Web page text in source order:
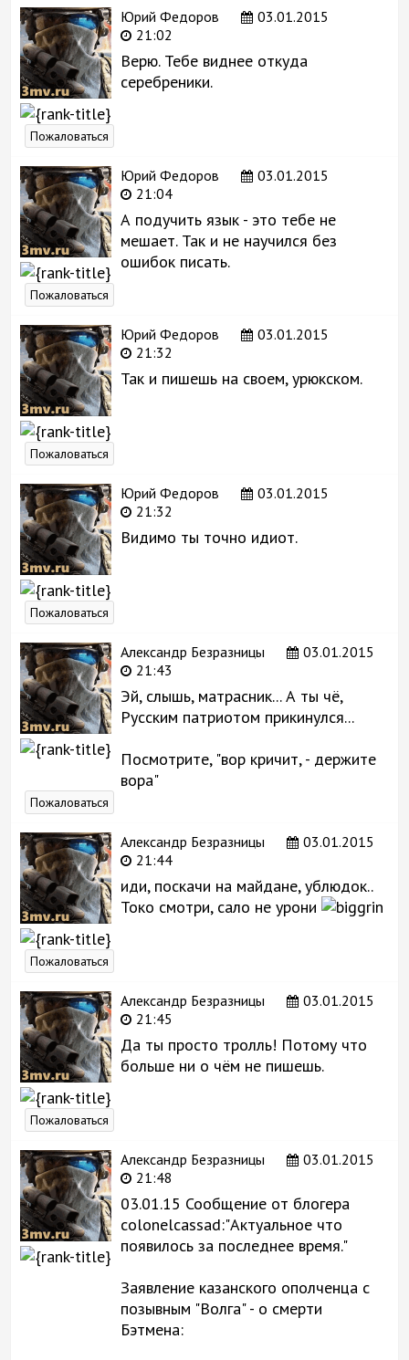
Юрий Федоров
03.01.2015
21:02
Верю. Тебе виднее откуда
серебреники.
Пожаловаться
Юрий Федоров
03.01.2015
21:04
А подучить язык - это тебе не
мешает. Так и не научился без
ошибок писать.
Пожаловаться
Юрий Федоров
03.01.2015
21:32
Так и пишешь на своем, урюкском.
Пожаловаться
Юрий Федоров
03.01.2015
21:32
Видимо ты точно идиот.
Пожаловаться
Александр Безразницы
03.01.2015
21:43
Эй, слышь, матрасник... А ты чё,
Русским патриотом прикинулся...
Посмотрите, "вор кричит, - держите
вора"
Пожаловаться
Александр Безразницы
03.01.2015
21:44
иди, поскачи на майдане, ублюдок..
Токо смотри, сало не урони
Пожаловаться
Александр Безразницы
03.01.2015
21:45
Да ты просто тролль! Потому что
больше ни о чём не пишешь.
Пожаловаться
Александр Безразницы
03.01.2015
21:48
03.01.15 Сообщение от блогера
colonelcassad:"Актуальное что
появилось за последнее время."
Заявление казанского ополченца с
позывным "Волга" - о смерти
Бэтмена: